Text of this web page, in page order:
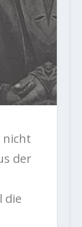
nicht
der
die